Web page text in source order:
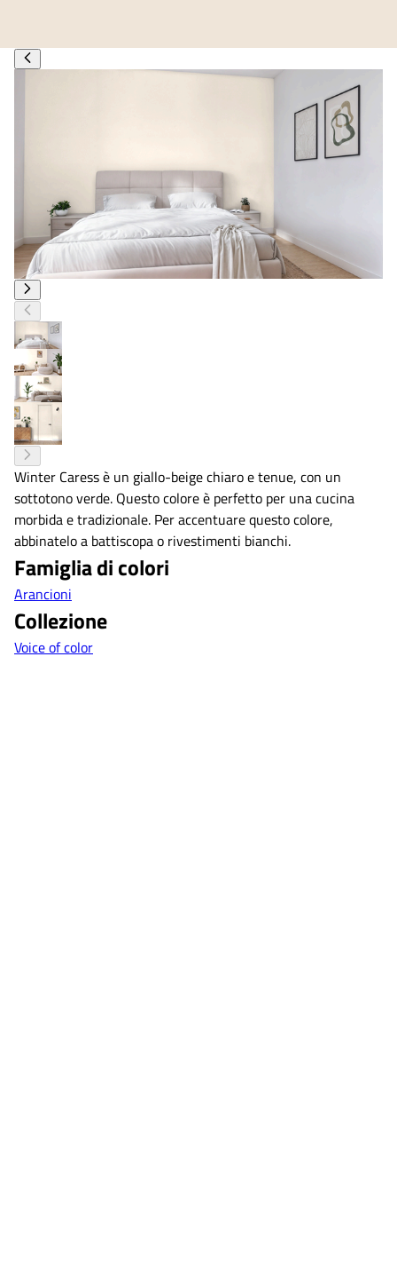
Winter Caress è un giallo-beige chiaro e tenue, con un
sottotono verde. Questo colore è perfetto per una cucina
morbida e tradizionale. Per accentuare questo colore,
abbinatelo a battiscopa o rivestimenti bianchi.
Famiglia di colori
Arancioni
Collezione
Voice of color